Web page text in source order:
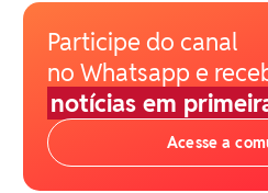
Participe do canal
no Whatsapp e
notícias em
Acesse a